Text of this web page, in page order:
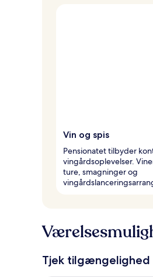
Vin og spis
Pensionatet tilbyder
vingårdsoplevelser.
ture, smagninger og
Tjek tilgængelighed